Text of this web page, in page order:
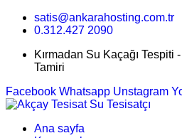
satis@ankarahosting.com.tr
0.312.427 2090
Kırmadan Su Kaçağı Tespiti
Tamiri
Facebook Whatsapp Unstagram
Ana sayfa